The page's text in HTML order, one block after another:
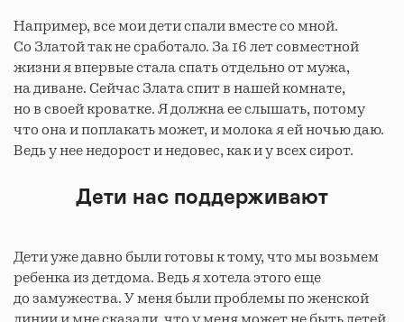
Например, все мои дети спали вместе со мной.
Со Златой так не сработало. За 16 лет совместной
жизни я впервые стала спать отдельно от мужа,
на диване. Сейчас Злата спит в нашей комнате,
но в своей кроватке. Я должна ее слышать, потому
что она и поплакать может, и молока я ей ночью даю.
Ведь у нее недорост и недовес, как и у всех сирот.
Дети нас поддерживают
Дети уже давно были готовы к тому, что мы возьмем
ребенка из детдома. Ведь я хотела этого еще
до замужества. У меня были проблемы по женской